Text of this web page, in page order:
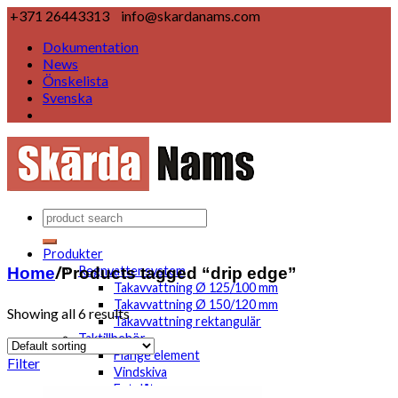
+371 26443313
info@skardanams.com
Dokumentation
News
Önskelista
Svenska
Produkter
Regnvattensystem
Takavvattning Ø 125/100 mm
Takavvattning Ø 150/120 mm
Takavvattning rektangulär
Taktillbehör
Flange element
Vindskiva
Fotplåt
Home/Products tagged “drip edge”
Showing all 6 results
Filter